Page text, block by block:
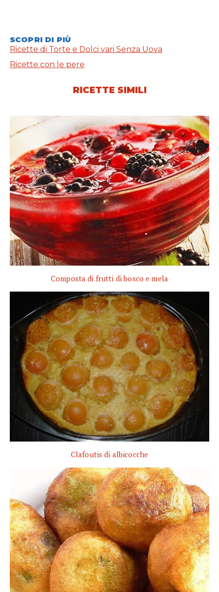
SCOPRI DI PIÙ
Ricette di Torte e Dolci vari Senza Uova
Ricette con le pere
RICETTE SIMILI
Composta di frutti di bosco e mela
Clafoutis di albicocche